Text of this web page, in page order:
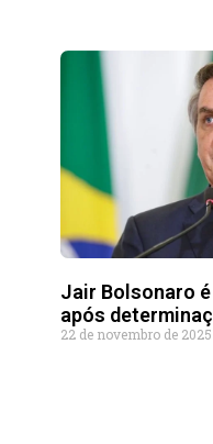
Jair Bolsonaro
após
22 de novembro de 2025